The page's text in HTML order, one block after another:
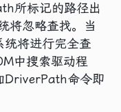
所标记的路径出
将忽略查找。当
将进行完全查
中搜索驱动程
DriverPath命令即